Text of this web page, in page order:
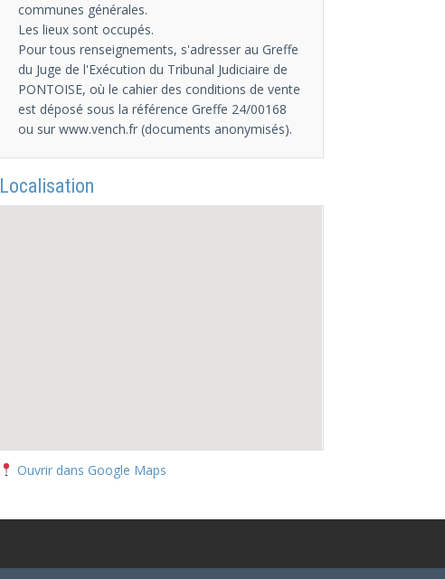
communes générales.
Les lieux sont occupés.
Pour tous renseignements, s'adresser au Greffe
du Juge de l'Exécution du Tribunal Judiciaire de
PONTOISE, où le cahier des conditions de vente
est déposé sous la référence Greffe 24/00168
ou sur www.vench.fr (documents anonymisés).
Localisation
Ouvrir dans Google Maps